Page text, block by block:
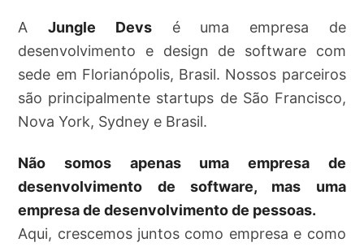
AJungle Devsé uma empresa de
desenvolvimento e design de software com
sede em Florianópolis, Brasil. Nossos parceiros
são principalmente startups de São Francisco,
Nova York, Sydney e Brasil.
Não somos apenas uma empresa de
desenvolvimento de software, mas uma
empresa de desenvolvimento de pessoas.
Aqui, crescemos juntos como empresa e como